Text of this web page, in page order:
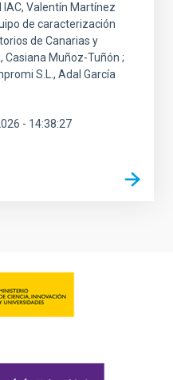
Valentín Martínez
de caracterización
de Canarias y
Muñoz-Tuñón ;
S.L., Adal García
- 14:38:27